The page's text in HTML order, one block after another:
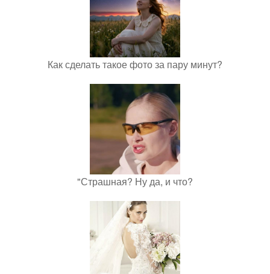
Как сделать такое фото за пару минут?
"Страшная? Ну да, и что?